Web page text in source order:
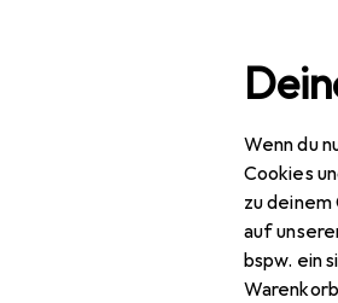
Wenn du
Cookies
zu
auf
bspw. ein
Navigation nach Kategorien